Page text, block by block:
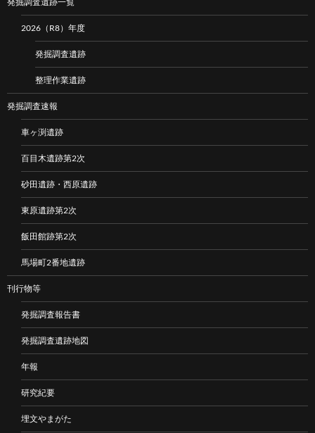
2026（R8）年度
発掘調査遺跡
整理作業遺跡
発掘調査速報
車ヶ渕遺跡
百目木遺跡第2次
砂田遺跡・西原遺跡
東原遺跡第2次
飯田館跡第2次
馬場町2番地遺跡
刊行物等
発掘調査報告書
発掘調査遺跡地図
年報
研究紀要
埋文やまがた